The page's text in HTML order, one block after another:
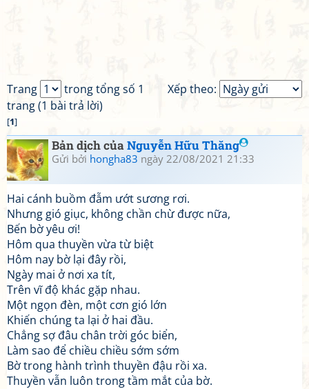
Xếp theo:
Trang
trong tổng số 1
trang (1 bài trả lời)
[1]
Bản dịch củaNguyễn Hữu Thăng
Gửi bởi hongha83 ngày 22/08/2021 21:33
Hai cánh buồm đẫm ướt sương rơi.
Nhưng gió giục, không chần chừ được nữa,
Bến bờ yêu ơi!
Hôm qua thuyền vừa từ biệt
Hôm nay bờ lại đây rồi,
Ngày mai ở nơi xa tít,
Trên vĩ độ khác gặp nhau.
Một ngọn đèn, một cơn gió lớn
Khiến chúng ta lại ở hai đầu.
Chẳng sợ đâu chân trời góc biển,
Làm sao để chiều chiều sớm sớm
Bờ trong hành trình thuyền đậu rồi xa.
Thuyền vẫn luôn trong tầm mắt của bờ.